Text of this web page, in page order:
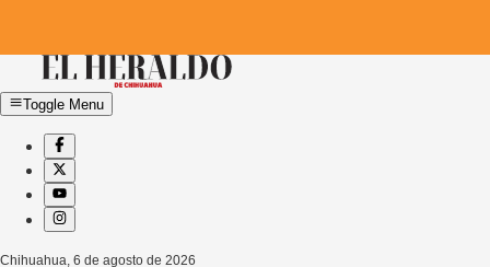
Toggle Menu
Chihuahua 6 de agosto de 2026